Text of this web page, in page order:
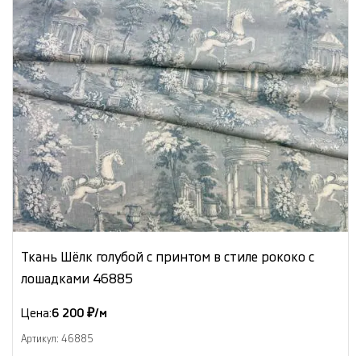
Ткань Шёлк голубой с принтом в стиле рококо с
лошадками 46885
Цена:6 200 ₽/м
Артикул: 46885